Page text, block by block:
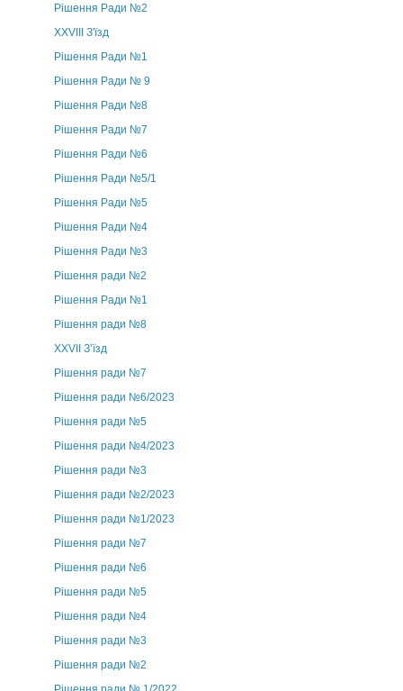
Рішення Ради №2
XXVIII З'їзд
Рішення Ради №1
Рішення Ради № 9
Рішення Ради №8
Рішення Ради №7
Рішення Ради №6
Рішення Ради №5/1
Рішення Ради №5
Рішення Ради №4
Рішення Ради №3
Рішення ради №2
Рішення Ради №1
Рішення ради №8
ХХVII З’їзд
Рішення ради №7
Рішення ради №6/2023
Рішення ради №5
Рішення ради №4/2023
Рішення ради №3
Рішення ради №2/2023
Рішення ради №1/2023
Рішення ради №7
Рішення ради №6
Рішення ради №5
Рішення ради №4
Рішення ради №3
Рішення ради №2